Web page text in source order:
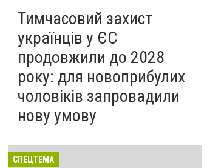
Тимчасовий захист
українців у ЄС
продовжили до 2028
року: для новоприбулих
чоловіків запровадили
нову умову
СПЕЦТЕМА